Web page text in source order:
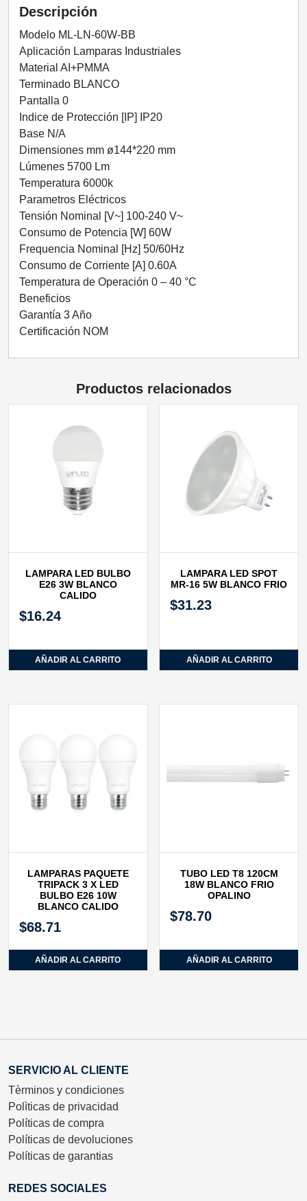
ML-
LN-
60W-
BB
cantidad
Descripción
Modelo ML-LN-60W-BB
Aplicación Lamparas Industriales
Material AI+PMMA
Terminado BLANCO
Pantalla 0
Indice de Protección [IP] IP20
Base N/A
Dimensiones mm ø144*220 mm
Lúmenes 5700 Lm
Temperatura 6000k
Parametros Eléctricos
Tensión Nominal [V~] 100-240 V~
Consumo de Potencia [W] 60W
Frequencia Nominal [Hz] 50/60Hz
Consumo de Corriente [A] 0.60A
Temperatura de Operación 0 – 40 °C
Beneficios
Garantía 3 Año
Certificación NOM
Productos relacionados
LAMPARA LED BULBO
E26 3W BLANCO
CALIDO
$16.24
AÑADIR AL CARRITO
LAMPARA LED SPOT
MR-16 5W BLANCO FRIO
$31.23
AÑADIR AL CARRITO
LAMPARAS PAQUETE
TRIPACK 3 X LED
BULBO E26 10W
BLANCO CALIDO
$68.71
AÑADIR AL CARRITO
TUBO LED T8 120CM
18W BLANCO FRIO
OPALINO
$78.70
AÑADIR AL CARRITO
SERVICIO AL CLIENTE
Tèrminos y condiciones
Polìticas de privacidad
Políticas de compra
Políticas de devoluciones
Políticas de garantias
REDES SOCIALES